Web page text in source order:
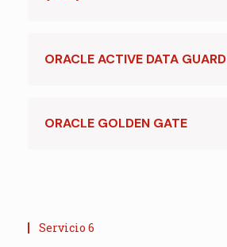
ORACLE ACTIVE DATA GUARD
ORACLE GOLDEN GATE
Servicio 6